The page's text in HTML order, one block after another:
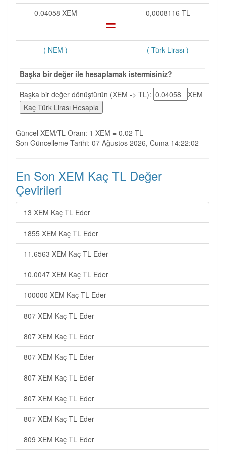
0.04058 XEM
= 0,0008116 TL
( NEM ) ( Türk Lirası )
Başka bir değer ile hesaplamak istermisiniz?
Başka bir değer dönüştürün (XEM -> TL):
XEM
Güncel XEM/TL Oranı: 1 XEM = 0.02 TL
Son Güncelleme Tarihi: 07 Ağustos 2026, Cuma 14:22:02
En Son XEM Kaç TL Değer
Çevirileri
13 XEM Kaç TL Eder
1855 XEM Kaç TL Eder
11.6563 XEM Kaç TL Eder
10.0047 XEM Kaç TL Eder
100000 XEM Kaç TL Eder
807 XEM Kaç TL Eder
807 XEM Kaç TL Eder
807 XEM Kaç TL Eder
807 XEM Kaç TL Eder
807 XEM Kaç TL Eder
807 XEM Kaç TL Eder
809 XEM Kaç TL Eder